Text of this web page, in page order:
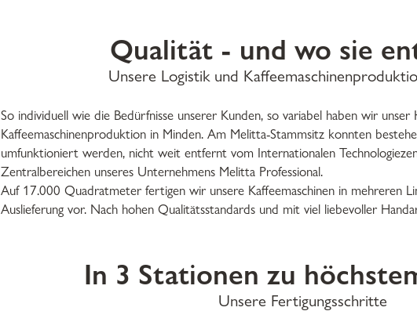
Qualität - und wo sie
Unsere Logistik und
So individuell wie die Bedürfnisse unserer Kunden, so variabel haben wir
Kaffeemaschinenproduktion in Minden. Am Melitta-Stammsitz konnten
umfunktioniert werden, nicht weit entfernt vom Internationalen
Zentralbereichen unseres Unternehmens Melitta Professional.
Auf 17.000 Quadratmeter fertigen wir unsere Kaffeemaschinen in mehreren
Auslieferung vor. Nach hohen Qualitätsstandards und mit viel liebevoller
In 3 Stationen zu
Unsere Fertigungsschritte